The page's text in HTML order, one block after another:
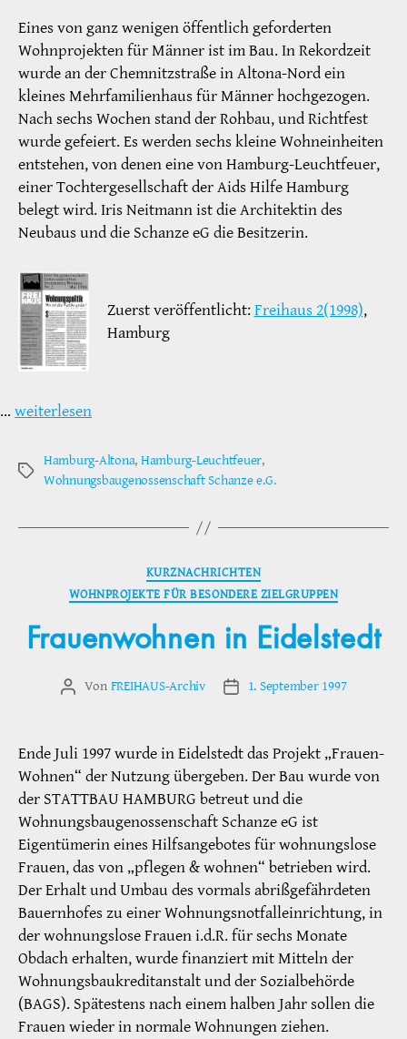
Eines von ganz wenigen öffentlich geforderten
Wohnprojekten für Männer ist im Bau. In Rekordzeit
wurde an der Chemnitzstraße in Altona-Nord ein
kleines Mehrfamilienhaus für Männer hochgezogen.
Nach sechs Wochen stand der Rohbau, und Richtfest
wurde gefeiert. Es werden sechs kleine Wohneinheiten
entstehen, von denen eine von Hamburg-Leuchtfeuer,
einer Tochtergesellschaft der Aids Hilfe Hamburg
belegt wird. Iris Neitmann ist die Architektin des
Neubaus und die Schanze eG die Besitzerin.
Zuerst veröffentlicht:Freihaus 2(1998),
Hamburg
… weiterlesen
Schlagwörter
Hamburg-Altona, Hamburg-Leuchtfeuer,
Wohnungsbaugenossenschaft Schanze e.G.
Kategorien
KURZNACHRICHTEN
WOHNPROJEKTE FÜR BESONDERE ZIELGRUPPEN
Frauenwohnen in Eidelstedt
Beitragsautor
Von FREIHAUS-Archiv Veröffentlichungsdatum
1. September 1997
Ende Juli 1997 wurde in Eidelstedt das Projekt „Frauen-
Wohnen“ der Nutzung übergeben. Der Bau wurde von
der STATTBAU HAMBURG betreut und die
Wohnungsbaugenossenschaft Schanze eG ist
Eigentümerin eines Hilfsangebotes für wohnungslose
Frauen, das von „pflegen & wohnen“ betrieben wird.
Der Erhalt und Umbau des vormals abrißgefährdeten
Bauernhofes zu einer Wohnungsnotfalleinrichtung, in
der wohnungslose Frauen i.d.R. für sechs Monate
Obdach erhalten, wurde finanziert mit Mitteln der
Wohnungsbaukreditanstalt und der Sozialbehörde
(BAGS). Spätestens nach einem halben Jahr sollen die
Frauen wieder in normale Wohnungen ziehen.